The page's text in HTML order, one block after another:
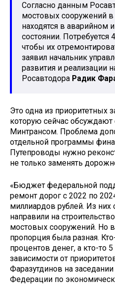
Согласно данным
мостовых сооружений
находятся в аварийном
состоянии. Потребуется
чтобы их
заявил начальник
развития и реализации
Росавтодора Радик
Это одна из приоритетных
которую сейчас обсуждают
Минтрансом. Проблема
отдельной программы
Путепроводы нужно
не только заменять
«Бюджет федеральной
ремонт дорог с 2022 по
миллиардов рублей. Из
направили на
мостовых сооружений. Но
пропорция была разная.
процентов денег, а кто-то
зависимости от
Фаразутдинов на
Федерации по